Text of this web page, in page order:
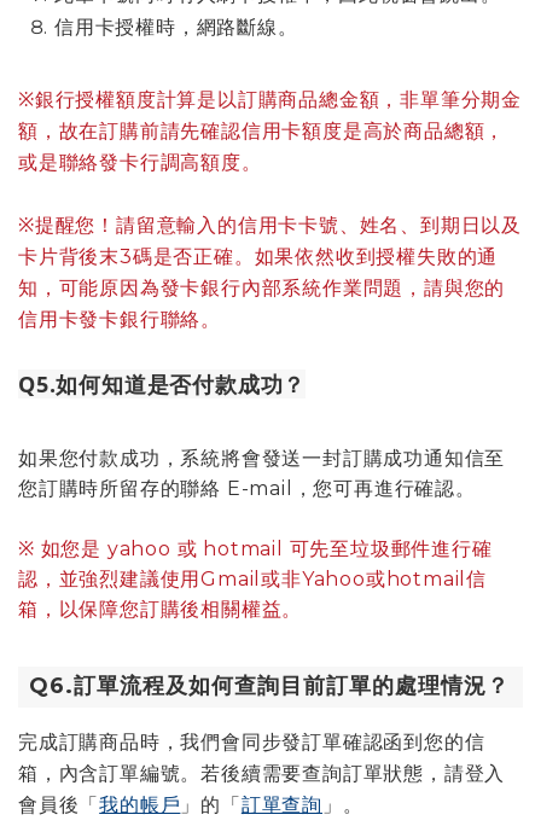
信用卡授權時，網路斷線。
※銀行授權額度計算是以訂購商品總金額，非單筆分期金
額，故在訂購前請先確認信用卡額度是高於商品總額，
或是聯絡發卡行調高額度。
※提醒您！請留意輸入的信用卡卡號、姓名、到期日以及
卡片背後末3碼是否正確。如果依然收到授權失敗的通
知，可能原因為發卡銀行內部系統作業問題，請與您的
信用卡發卡銀行聯絡。
Q5.如何知道是否付款成功？
如果您付款成功，系統將會發送一封訂購成功通知信至
您訂購時所留存的聯絡 E-mail，您可再進行確認。
※ 如您是 yahoo 或 hotmail 可先至垃圾郵件進行確
認，並強烈建議使用Gmail或非Yahoo或hotmail信
箱，以保障您訂購後相關權益。
Q6.訂單流程及如何查詢目前訂單的處理情況？
完成訂購商品時，我們會同步發訂單確認函到您的信
箱，內含訂單編號。若後續需要查詢訂單狀態，請登入
會員後「我的帳戶 」的「 訂單查詢 」。